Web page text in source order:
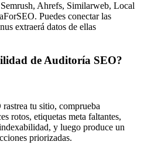
Ahrefs, Similarweb, Local
Puedes conectar las
extraerá datos de ellas
de Auditoría SEO?
tu sitio, comprueba
rotos, etiquetas meta faltantes,
y luego produce un
priorizadas.